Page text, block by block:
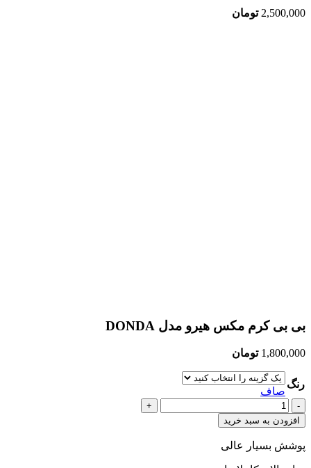
2,500,000 تومان
بی بی کرم مکس هیرو مدل DONDA
1,800,000 تومان
رنگ
صاف
بی
بی
کرم
مکس
افزودن به سبد خرید
پوشش بسیار عالی